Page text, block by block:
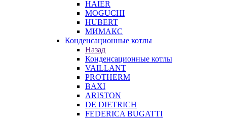
HAIER
MOGUCHI
HUBERT
МИМАКС
Конденсационные котлы
Назад
Конденсационные котлы
VAILLANT
PROTHERM
BAXI
ARISTON
DE DIETRICH
FEDERICA BUGATTI